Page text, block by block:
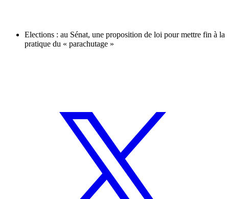
Elections : au Sénat, une proposition de loi pour mettre fin à la
pratique du « parachutage »